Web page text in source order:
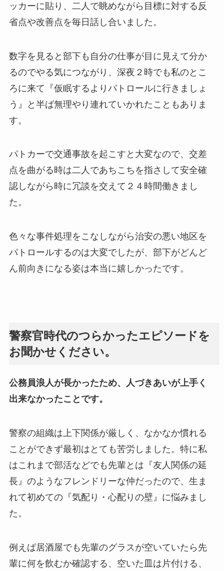
ッカーに貼り、二人で眺めながら目標に対する反
省点や改善点を毎日話し合いました。
数字を見ると部下も自分の仕事が目に見えて分か
るのでやる気につながり、深夜２時でも私のとこ
ろに来て『仮眠するよりパトロールに行きましょ
う』と半ば無理やり連れていかれたこともありま
す。
パトカーで交通事故を起こすと大変なので、交差
点を曲がる時は二人であちこちを指さして安全確
認しながら時に冗談を交えて２４時間働きまし
た。
色々な事件処理をこなしながら治安の悪い地区を
パトロールするのは大変でしたが、部下がどんど
ん前向きになる姿は本当に嬉しかったです。
警察官時代のつらかったエピソードを
お聞かせください。
公務員浪人が長かったため、人づきあいが上手く
出来なかったことです。
警察の組織は上下関係が厳しく、なかなか慣れる
ことができず最初はとても苦労しました。特に私
はこれまで部活などでも先輩とは『友人関係の延
長』のようなフレンドリーな仲だったので、生ま
れて初めての『気配り・心配りの壁』に悩みまし
た。
例えば居酒屋でも先輩のグラスが空いていたら先
輩に何を飲むか確認する、空いた皿は片付ける、